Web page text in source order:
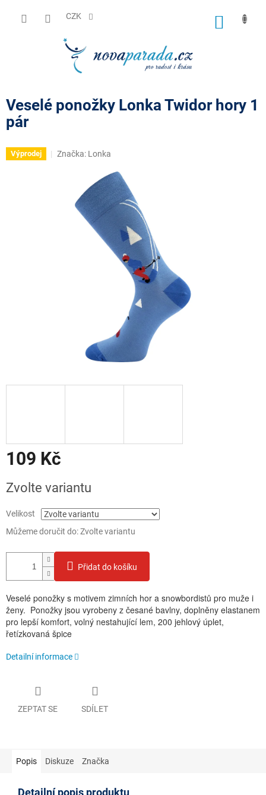
CZK
Veselé ponožky Lonka Twidor hory 1
pár
Výprodej Značka: Lonka
109 Kč
cena:
Zvolte variantu
Velikost
Můžeme doručit do:Zvolte variantu
Přidat do košíku
Veselé ponožky s motivem zimních hor a snowbordistů pro muže i
ženy. Ponožky jsou vyrobeny z česané bavlny, doplněny elastanem
pro lepší komfort, volný nestahující lem, 200 jehlový úplet,
řetízkovaná špice
Detailní informace
ZEPTAT SE SDÍLET
Popis Diskuze Značka
Detailní popis produktu